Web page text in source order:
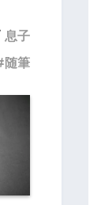
息子
随筆